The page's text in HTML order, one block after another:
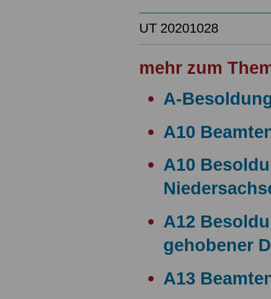
UT 20201028
mehr zum
A-
A10
A10
A12
gehobener
A13